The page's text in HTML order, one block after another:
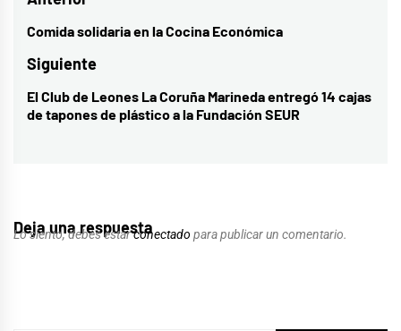
de
entradas
Entrada
anterior:
Comida solidaria en la Cocina Económica
Siguiente
Entrada
siguiente:
El Club de Leones La Coruña Marineda entregó 14 cajas
de tapones de plástico a la Fundación SEUR
Deja una respuesta
Lo siento, debes estarconectado para publicar un comentario.